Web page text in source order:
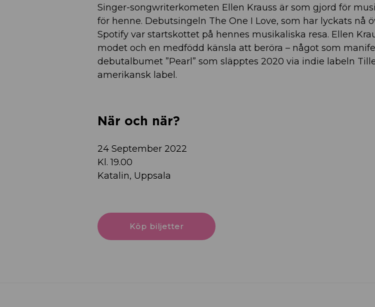
Singer-songwriterkometen Ellen Krauss är som gjord för
för henne. Debutsingeln The One I Love, som har lyckats nå
Spotify var startskottet på hennes musikaliska resa. Ellen
modet och en medfödd känsla att beröra – något som
debutalbumet ”Pearl” som släpptes 2020 via indie labeln
amerikansk label.
När och när?
24 September 2022
Kl. 19.00
Katalin, Uppsala
Köp biljetter